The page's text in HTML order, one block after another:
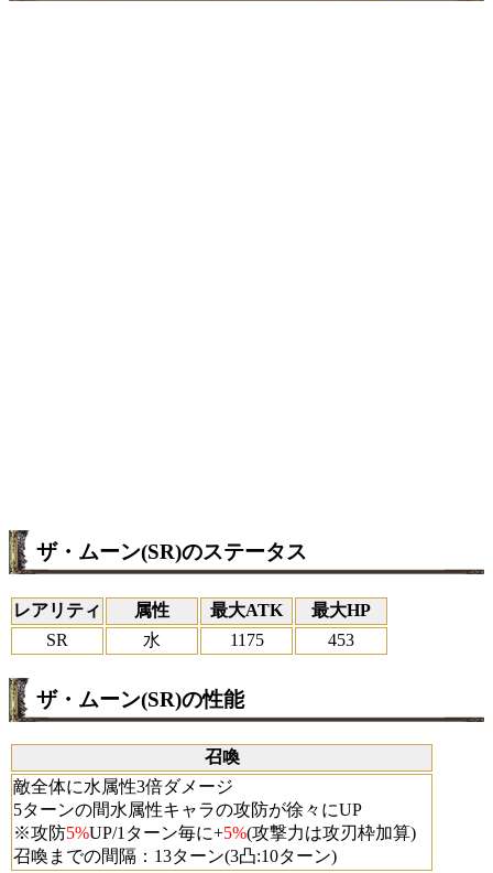
ザ・ムーン(SR)のステータス
レアリティ 属性 最大ATK
最大HP
SR
水 1175 453
ザ・ムーン(SR)の性能
召喚
敵全体に水属性3倍ダメージ
5ターンの間水属性キャラの攻防が徐々にUP
※攻防5%UP/1ターン毎に+5%(攻撃力は攻刃枠加算)
召喚までの間隔：13ターン(3凸:10ターン)